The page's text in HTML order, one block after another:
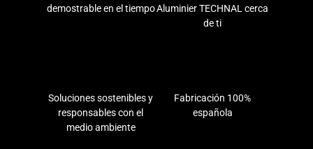
demostrable en el tiempoAluminier TECHNAL cerca
de ti
Soluciones sostenibles y
responsables con el
medio ambiente
Fabricación 100%
española